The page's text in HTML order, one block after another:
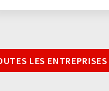
LES ENTREPRISES